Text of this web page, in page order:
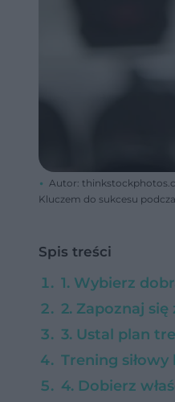
Autor:
Kluczem do sukcesu
Spis treści
1. Wybierz
2. Zapoznaj
3. Ustal plan
Trening siłowy
4. Dobierz